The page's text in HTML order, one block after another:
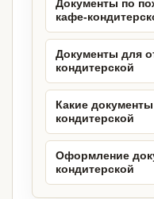
Документы по
кафе-
Документы для
кондитерской
Какие
кондитерской
Оформление
кондитерской